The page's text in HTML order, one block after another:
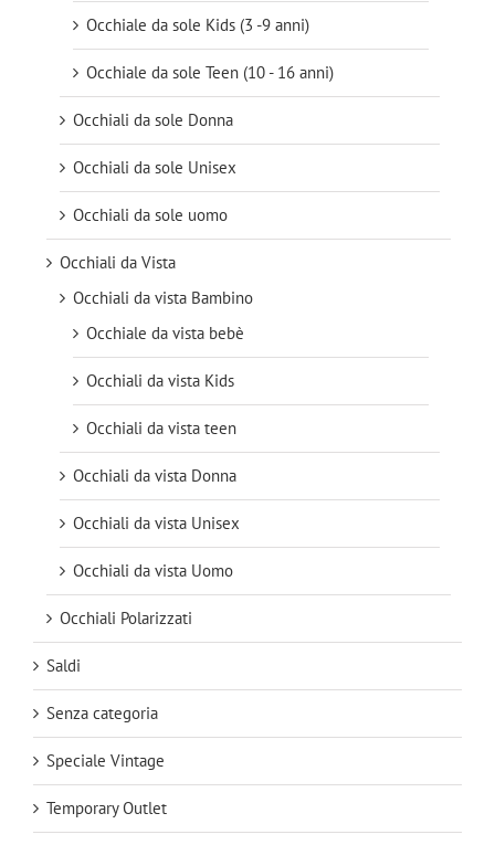
Occhiale da sole Kids (3 -9 anni)
Occhiale da sole Teen (10 - 16 anni)
Occhiali da sole Donna
Occhiali da sole Unisex
Occhiali da sole uomo
Occhiali da Vista
Occhiali da vista Bambino
Occhiale da vista bebè
Occhiali da vista Kids
Occhiali da vista teen
Occhiali da vista Donna
Occhiali da vista Unisex
Occhiali da vista Uomo
Occhiali Polarizzati
Saldi
Senza categoria
Speciale Vintage
Temporary Outlet